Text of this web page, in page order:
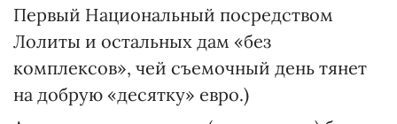
Первый Национальный посредством
Лолиты и остальных дам «без
комплексов», чей съемочный день тянет
на добрую «десятку» евро.)